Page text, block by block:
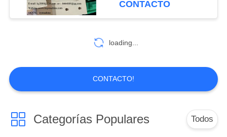
polímero reforzado
con fibra de
Diseño de moldes
piezas de piezas de
accesorios
10
6
fabricante de China
CONTACTO
loading...
CONTACTO!
Categorías Populares Todos